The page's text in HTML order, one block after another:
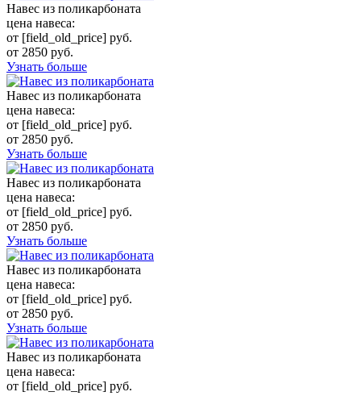
Навес из поликарбоната
цена навеса:
от [field_old_price] руб.
от 2850 руб.
Узнать больше
Навес из поликарбоната
цена навеса:
от [field_old_price] руб.
от 2850 руб.
Узнать больше
Навес из поликарбоната
цена навеса:
от [field_old_price] руб.
от 2850 руб.
Узнать больше
Навес из поликарбоната
цена навеса:
от [field_old_price] руб.
от 2850 руб.
Узнать больше
Навес из поликарбоната
цена навеса:
от [field_old_price] руб.